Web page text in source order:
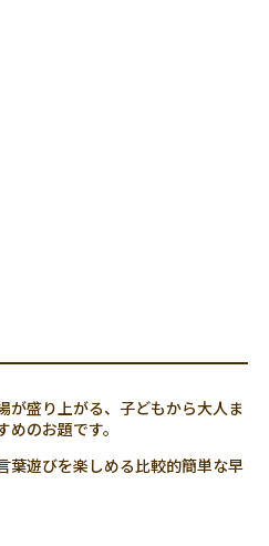
が盛り上がる、子どもから大人ま
のお題です。
葉遊びを楽しめる比較的簡単な早